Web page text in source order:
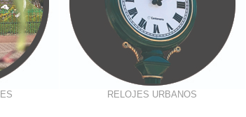
RELOJES URBANOS